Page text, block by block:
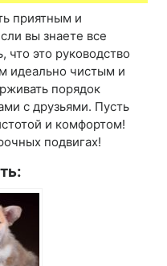
приятным и
вы знаете все
что это руководство
идеально чистым и
порядок
с друзьями. Пусть
и комфортом!
подвигах!